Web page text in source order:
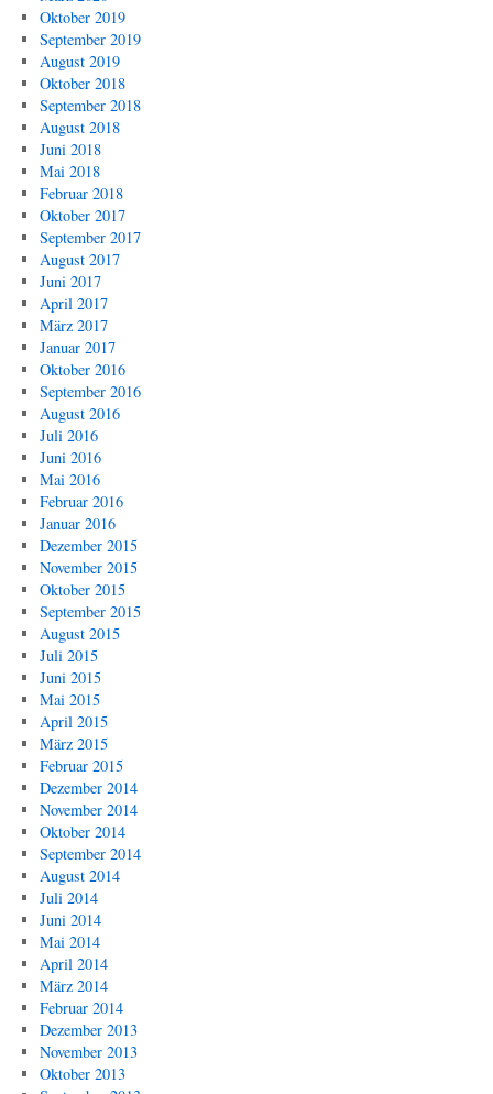
Oktober 2019
September 2019
August 2019
Oktober 2018
September 2018
August 2018
Juni 2018
Mai 2018
Februar 2018
Oktober 2017
September 2017
August 2017
Juni 2017
April 2017
März 2017
Januar 2017
Oktober 2016
September 2016
August 2016
Juli 2016
Juni 2016
Mai 2016
Februar 2016
Januar 2016
Dezember 2015
November 2015
Oktober 2015
September 2015
August 2015
Juli 2015
Juni 2015
Mai 2015
April 2015
März 2015
Februar 2015
Dezember 2014
November 2014
Oktober 2014
September 2014
August 2014
Juli 2014
Juni 2014
Mai 2014
April 2014
März 2014
Februar 2014
Dezember 2013
November 2013
Oktober 2013